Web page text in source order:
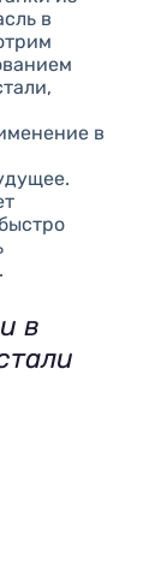
в
в
в